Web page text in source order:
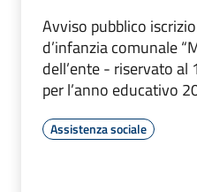
Avviso pubblico
d’infanzia comunale
dell’ente - riservato al
per l’anno educativo
Assistenza sociale